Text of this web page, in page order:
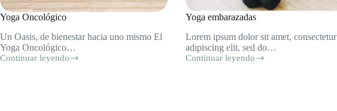
Yoga Oncológico
Un Oasis, de bienestar hacia uno mismo El
Yoga Oncológico…
Continuar leyendo
Yoga
Yoga embarazadas
Lorem ipsum dolor sit amet, consectetur
adipiscing elit, sed do…
Continuar leyendo
Yoga